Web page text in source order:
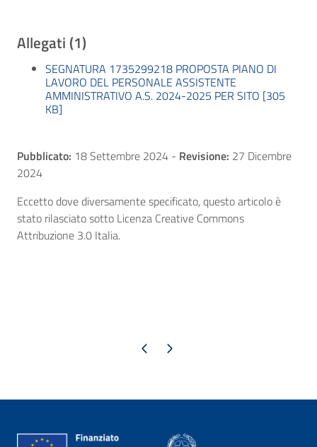
Allegati (1)
SEGNATURA 1735299218 PROPOSTA PIANO DI
LAVORO DEL PERSONALE ASSISTENTE
AMMINISTRATIVO A.S. 2024-2025 PER SITO [305
KB]
Pubblicato: 18 Settembre 2024 - Revisione: 27 Dicembre
2024
Eccetto dove diversamente specificato, questo articolo è
stato rilasciato sotto Licenza Creative Commons
Attribuzione 3.0 Italia.
Pagina precedente
Pagina successiva